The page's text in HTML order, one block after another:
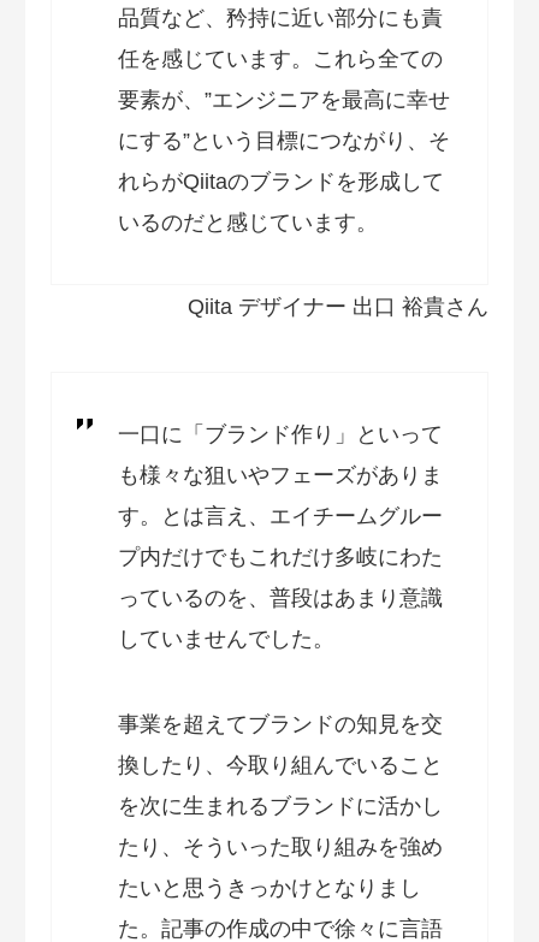
品質など、矜持に近い部分にも責
任を感じています。これら全ての
要素が、”エンジニアを最高に幸せ
にする”という目標につながり、そ
れらがQiitaのブランドを形成して
いるのだと感じています。
Qiita デザイナー 出口 裕貴さん
一口に「ブランド作り」といって
も様々な狙いやフェーズがありま
す。とは言え、エイチームグルー
プ内だけでもこれだけ多岐にわた
っているのを、普段はあまり意識
していませんでした。
事業を超えてブランドの知見を交
換したり、今取り組んでいること
を次に生まれるブランドに活かし
たり、そういった取り組みを強め
たいと思うきっかけとなりまし
た。記事の作成の中で徐々に言語